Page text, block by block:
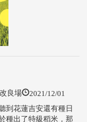
良場 2021/12/01
到花蓮吉安還有種日
種出了特級稻米，那